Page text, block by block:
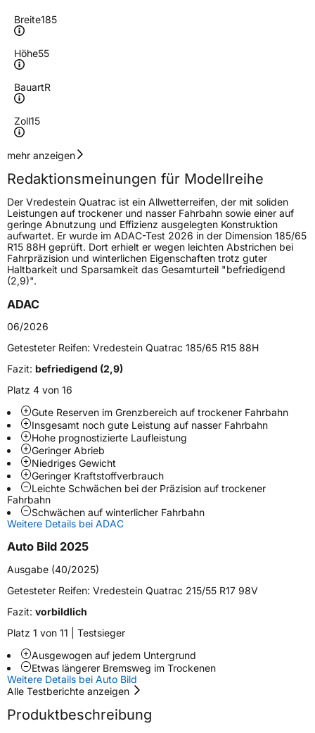
Breite185
Höhe55
BauartR
Zoll15
Geschwindigkeitsindex
Höchstgeschwindigkeit
210 km/h
Lastindex86
Höchstlast530 kg
Gewicht (in kg)6,613 kg
Fahrzeugtyp
VerwendungGanzjahresreifen
ModellnameQuatrac
FahrzeugartPKW & SUV
Weitere Eigenschaften
Schlauchtyp TL
ZustandNeureifen
M+SJa
VerstärktXL
EU Label
EffizienzC
Nasshaftung
Rollgeräusch (Klasse)B
Rollgeräusch (dB)70
mehr anzeigen
Redaktionsmeinungen für Modellreihe
Der Vredestein Quatrac ist ein Allwetterreifen, der mit soliden
Leistungen auf trockener und nasser Fahrbahn sowie einer auf
geringe Abnutzung und Effizienz ausgelegten Konstruktion
aufwartet. Er wurde im ADAC-Test 2026 in der Dimension 185/65
R15 88H geprüft. Dort erhielt er wegen leichten Abstrichen bei
Fahrpräzision und winterlichen Eigenschaften trotz guter
Haltbarkeit und Sparsamkeit das Gesamturteil "befriedigend
(2,9)".
ADAC
06/2026
Getesteter Reifen: Vredestein Quatrac 185/65 R15 88H
Fazit: befriedigend (2,9)
Platz 4 von 16
Gute Reserven im Grenzbereich auf trockener Fahrbahn
Insgesamt noch gute Leistung auf nasser Fahrbahn
Hohe prognostizierte Laufleistung
Geringer Abrieb
Niedriges Gewicht
Geringer Kraftstoffverbrauch
Leichte Schwächen bei der Präzision auf trockener
Fahrbahn
Schwächen auf winterlicher Fahrbahn
Weitere Details bei ADAC
Auto Bild 2025
Ausgabe (40/2025)
Getesteter Reifen: Vredestein Quatrac 215/55 R17 98V
Fazit: vorbildlich
Platz 1 von 11 | Testsieger
Ausgewogen auf jedem Untergrund
Etwas längerer Bremsweg im Trockenen
Weitere Details bei Auto Bild
Alle Testberichte anzeigen
Produktbeschreibung